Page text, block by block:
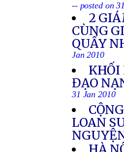
-- posted on
2
CÙNG
QUẤY
Jan 2010
KHỐI
ĐẠO
31 Jan 2010
LOAN